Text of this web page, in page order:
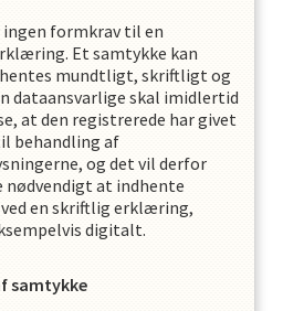
formkrav til en
Et samtykke kan
mundtligt, skriftligt og
dataansvarlige skal imidlertid
at den registrerede har givet
behandling af
og det vil derfor
nødvendigt at indhente
en skriftlig erklæring,
digitalt.
samtykke